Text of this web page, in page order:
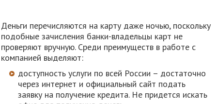
Деньги перечисляются на карту даже ночью, поскольку
подобные зачисления банки-владельцы карт не
проверяют вручную. Среди преимуществ в работе с
компанией выделяют:
доступность услуги по всей России – достаточно
через интернет и официальный сайт подать
заявку на получение кредита. Не придется искать